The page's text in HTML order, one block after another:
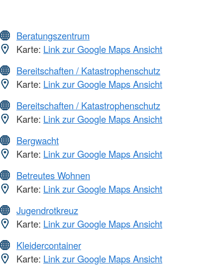
Beratungszentrum
Karte: Link zur Google Maps Ansicht
Bereitschaften / Katastrophenschutz
Karte: Link zur Google Maps Ansicht
Bereitschaften / Katastrophenschutz
Karte: Link zur Google Maps Ansicht
Bergwacht
Karte: Link zur Google Maps Ansicht
Betreutes Wohnen
Karte: Link zur Google Maps Ansicht
Jugendrotkreuz
Karte: Link zur Google Maps Ansicht
Kleidercontainer
Karte: Link zur Google Maps Ansicht